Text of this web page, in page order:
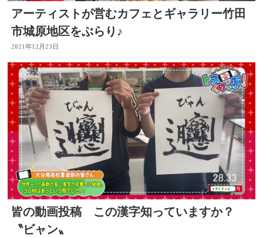
アーティストが営むカフェとギャラリー竹田
市城原地区をぶらり♪
2021年12月23日
皆の動画投稿 この漢字知っていますか？
〝ビャン〟